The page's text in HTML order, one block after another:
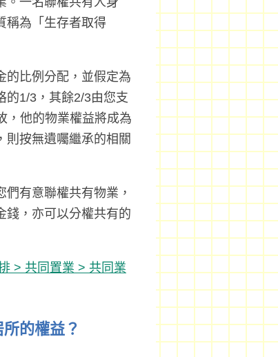
稱為「生存者取得
的比例分配，並假定為
的1/3，其餘2/3由您支
，他的物業權益將成為
則按無遺囑繼承的相關
有意聯權共有物業，
錢，亦可以分權共有的
> 共同置業 > 共同業
的權益？